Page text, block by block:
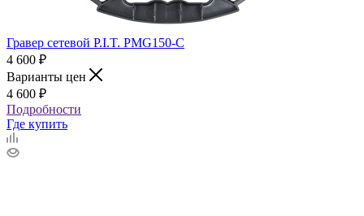
Гравер сетевой P.I.T. PMG150-С
4 600 ₽
Варианты цен
4 600 ₽
Подробности
Где купить